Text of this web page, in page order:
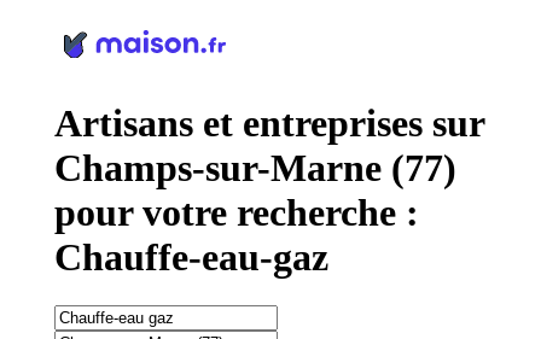
Artisans et entreprises sur
Champs-sur-Marne (77)
pour votre recherche :
Chauffe-eau-gaz